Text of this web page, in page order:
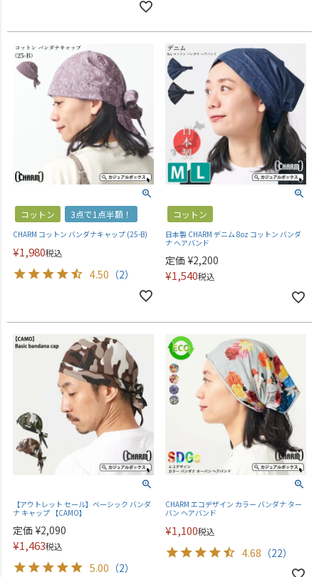
コットン 3点で1点半額！
CHARM コットン バンダナキャップ (25-B)
¥1,980税込
4.50 （2）
コットン
日本製 CHARM デニム 8oz コットン バンダ
ナ ヘアバンド
定価 ¥2,200
¥1,540税込
【アウトレット セール】ベーシック バンダ
ナ キャップ 【CAMO】
定価 ¥2,090
¥1,463税込
5.00 （2）
CHARM エコデザイン カラー バンダナ ター
バン ヘアバンド
¥1,100税込
4.68 （22）